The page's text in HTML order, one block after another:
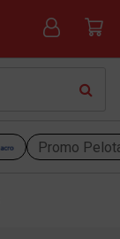
Promo